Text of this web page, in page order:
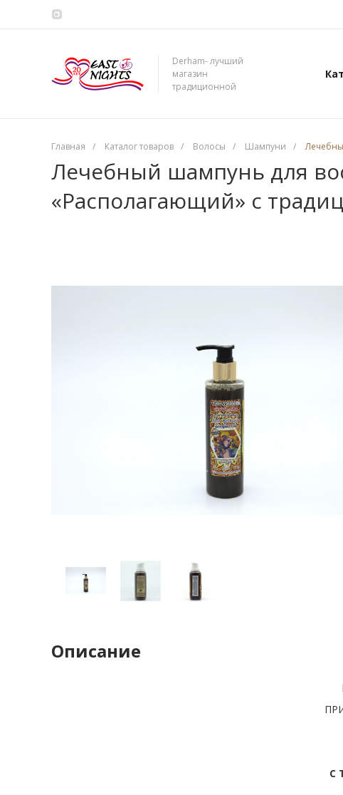
Derham- лучший
магазин
традиционной
Главная / Каталог товаров / Волосы / Шампуни /
Лечебный шампунь для
«Располагающий» с
Описание
С